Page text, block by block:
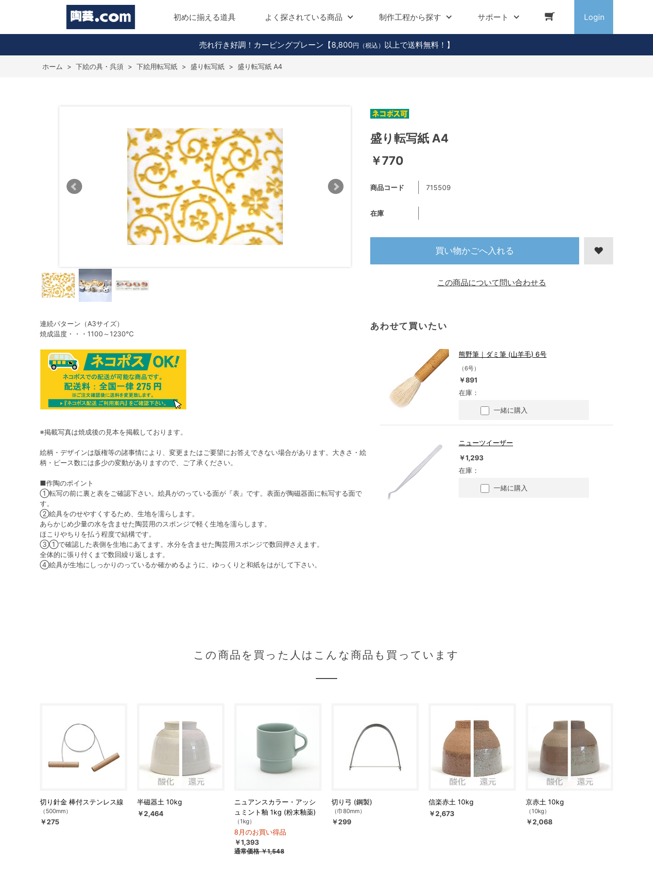
初めに揃える道具 よく探されている商品 制作工程から探す サポート Login
売れ行き好調！カービングプレーン 【8,800 円（税込） 以上で送料無料！】
ホーム > 下絵の具・呉須 > 下絵用転写紙 > 盛り転写紙 > 盛り転写紙 A4
連続パターン（A3サイズ）
焼成温度・・・1100～1230℃
※掲載写真は焼成後の見本を掲載しております。
絵柄・デザインは版権等の諸事情により、変更またはご要望にお答えできない場合があります。大きさ・絵
柄・ピース数には多少の変動がありますので、ご了承ください。
■作陶のポイント
①転写の前に裏と表をご確認下さい。絵具がのっている面が『表』です。表面が陶磁器面に転写する面で
す。
②絵具をのせやすくするため、生地を濡らします。
あらかじめ少量の水を含ませた陶芸用のスポンジで軽く生地を濡らします。
ほこりやちりを払う程度で結構です。
③①で確認した表側を生地にあてます。水分を含ませた陶芸用スポンジで数回押さえます。
全体的に張り付くまで数回繰り返します。
④絵具が生地にしっかりのっているか確かめるように、ゆっくりと和紙をはがして下さい。
盛り転写紙 A4
￥770
商品コード 715509
在庫
買い物かごへ入れる
あわせて買いたい
熊野筆｜ダミ筆 (山羊毛) 6号
（6号）
￥891
在庫：
一緒に購入
ニューツイーザー
￥1,293
在庫：
一緒に購入
この商品について問い合わせる
この商品を買った人はこんな商品も買っています
切り針金 棒付ステンレス線
（500mm）
￥275
半磁器土 10kg
￥2,464
ニュアンスカラー・アッシ
ュミント釉 1kg (粉末釉薬)
（1kg）
8月のお買い得品
￥1,393
通常価格￥1,548
切り弓 (鋼製)
（巾80mm）
￥299
信楽赤土 10kg
￥2,673
京赤土 10kg
（10kg）
￥2,068